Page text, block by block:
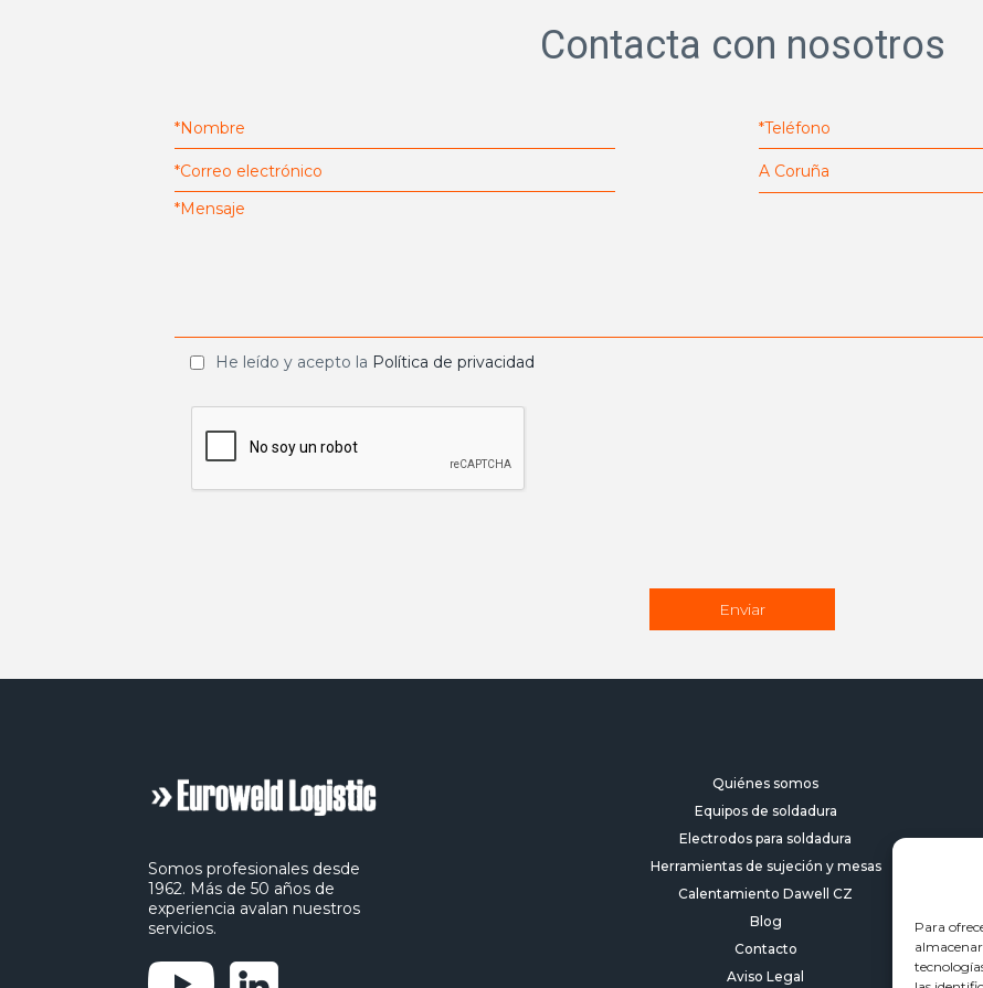
Para
Contacta con nosotros
He leído y acepto la Política de privacidad
Somos profesionales desde
1962. Más de 50 años de
experiencia avalan nuestros
servicios.
Quiénes somos
Equipos de soldadura
Electrodos para soldadura
Herramientas de sujeción y mesas
Calentamiento Dawell CZ
Blog
Contacto
Aviso Legal